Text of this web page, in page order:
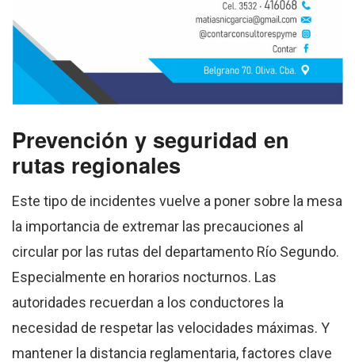
Prevención y seguridad en
rutas regionales
Este tipo de incidentes vuelve a poner sobre la mesa
la importancia de extremar las precauciones al
circular por las rutas del departamento Río Segundo.
Especialmente en horarios nocturnos. Las
autoridades recuerdan a los conductores la
necesidad de respetar las velocidades máximas. Y
mantener la distancia reglamentaria, factores clave